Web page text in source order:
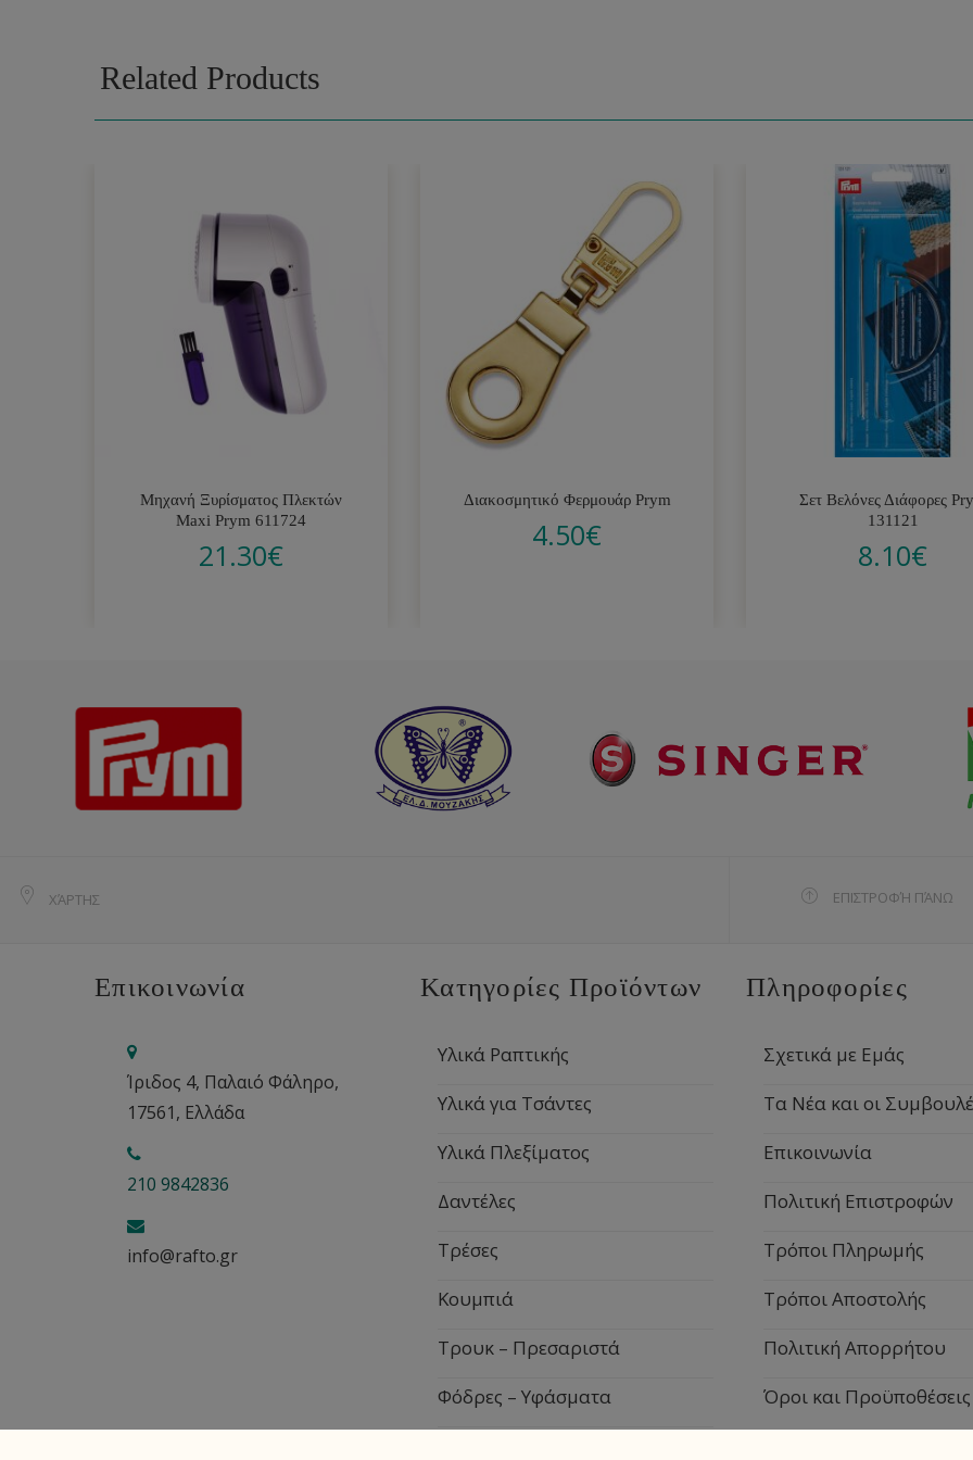
Related Products
Μηχανή Ξυρίσματος Πλεκτών
Maxi Prym 611724
21.30€
Διακοσμητικό Φερμουάρ Prym
4.50€
Σετ Βελόνες Διάφορες
131121
8.10€
ΧΆΡΤΗΣ ΕΠΙΣΤΡΟΦΉ ΠΆΝΩ
Επικοινωνία
Ίριδος 4, Παλαιό Φάληρο,
17561, Ελλάδα
210 9842836
info@rafto.gr
Κατηγορίες Προϊόντων
Υλικά Ραπτικής
Υλικά για Τσάντες
Υλικά Πλεξίματος
Δαντέλες
Τρέσες
Κουμπιά
Τρουκ – Πρεσαριστά
Φόδρες – Υφάσματα
Πληροφορίες
Σχετικά με Εμάς
Τα Νέα και οι
Επικοινωνία
Πολιτική Επιστροφών
Τρόποι Πληρωμής
Τρόποι Αποστολής
Πολιτική Απορρήτου
Όροι και Προϋποθέσεις